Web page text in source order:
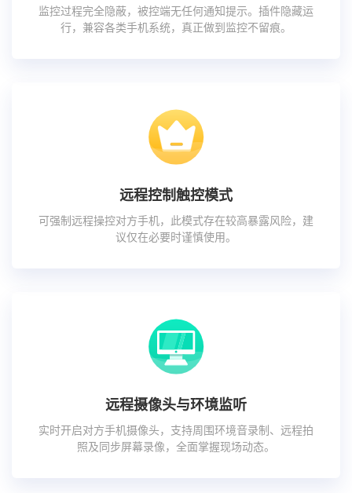
监控过程完全隐蔽，被控端无任何通知提示。插件隐藏运
行，兼容各类手机系统，真正做到监控不留痕。
远程控制触控模式
可强制远程操控对方手机，此模式存在较高暴露风险，建
议仅在必要时谨慎使用。
远程摄像头与环境监听
实时开启对方手机摄像头，支持周围环境音录制、远程拍
照及同步屏幕录像，全面掌握现场动态。